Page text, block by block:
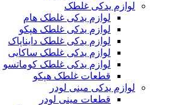
لوازم یدکی غلطک
لوازم یدکی غلطک هام
لوازم یدکی غلطک هپکو
لوازم یدکی غلطک دایناپاک
لوازم یدکی غلطک ساکایی
لوازم یدکی غلطک کوماتسو
قطعات غلطک هپکو
لوازم یدکی مینی لودر
قطعات مینی لودر